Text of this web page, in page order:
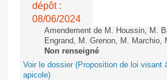
dépôt :
08/06/2024
Amendement de M. Houssin, M.
Engrand, M. Grenon, M.
Non renseigné
Voir le dossier (Proposition de loi visant
apicole)